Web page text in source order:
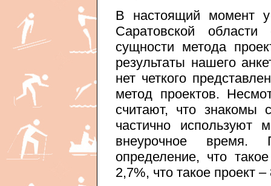
В настоящий момент у
Саратовской
сущности метода
результаты нашего
нет четкого
метод проектов.
считают, что знакомы
частично используют
внеурочное время.
определение, что
2,7%, что такое проект